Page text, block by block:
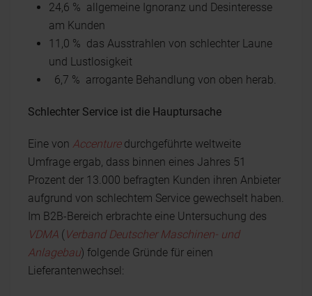
24,6 % allgemeine Ignoranz und Desinteresse
am Kunden
11,0 % das Ausstrahlen von schlechter Laune
und Lustlosigkeit
6,7 % arrogante Behandlung von oben herab.
Schlechter Service ist die Hauptursache
Eine von Accenturedurchgeführte weltweite
Umfrage ergab, dass binnen eines Jahres 51
Prozent der 13.000 befragten Kunden ihren Anbieter
aufgrund von schlechtem Service gewechselt haben.
Im B2B-Bereich erbrachte eine Untersuchung des
VDMA ( Verband Deutscher Maschinen- und
Anlagebau) folgende Gründe für einen
Lieferantenwechsel: